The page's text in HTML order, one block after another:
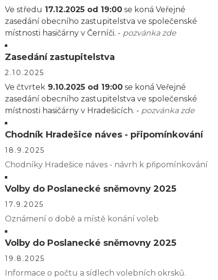
Ve středu 17.12.2025 od 19:00 se koná Veřejné
zasedání obecního zastupitelstva ve společenské
místnosti hasičárny v Černíči. - pozvánka zde
Zasedání zastupitelstva
2.10.2025
Ve čtvrtek 9.10.2025 od 19:00 se koná Veřejné
zasedání obecního zastupitelstva ve společenské
místnosti hasičárny v Hradešicích. - pozvánka zde
Chodník Hradešice náves - připomínkování
18.9.2025
Chodníky Hradešice náves - návrh k připomínkování
Volby do Poslanecké sněmovny 2025
17.9.2025
Oznámení o době a místě konání voleb
Volby do Poslanecké sněmovny 2025
19.8.2025
Informace o počtu a sídlech volebních okrsků.